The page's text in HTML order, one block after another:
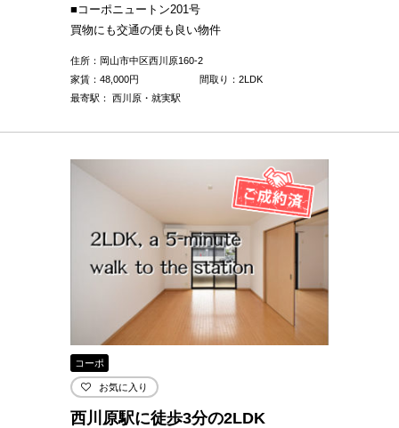
■コーポニュートン201号
買物にも交通の便も良い物件
住所：岡山市中区西川原160-2
家賃： 48,000円
間取り：2LDK
最寄駅： 西川原・就実駅
コーポ
お気に入り
西川原駅に徒歩3分の2LDK